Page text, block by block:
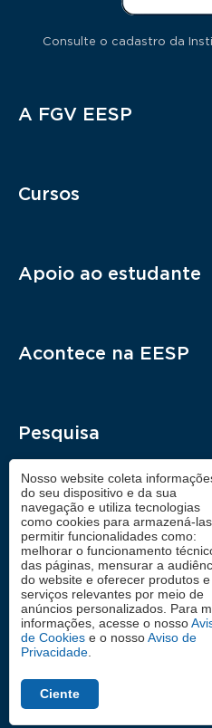
Consulte o cadastro da
Rodapé
A FGV EESP
Cursos
Apoio ao estudante
Acontece na EESP
Pesquisa
Contato
As manifestações expressas
Fundação Getulio Vargas,
identificação como tais, em
nos meios de
exclusivamente as
necessariamente, a posição
Nosso website coleta
do seu dispositivo e da sua
navegação e utiliza tecnologias
como cookies para armazená-
permitir funcionalidades como:
melhorar o funcionamento
das páginas, mensurar a
do website e oferecer produtos e
serviços relevantes por meio de
anúncios personalizados. Para
informações, acesse o nosso
de Cookies e o nossoAviso de
Privacidade
Ciente